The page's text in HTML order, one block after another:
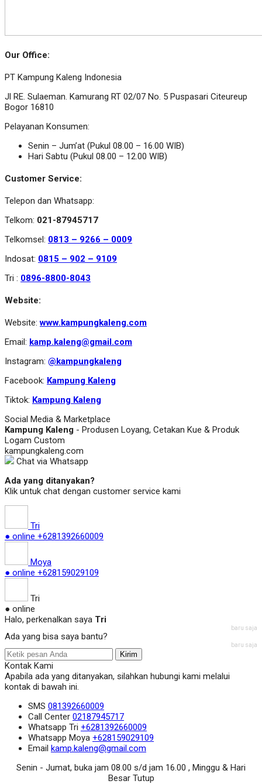
Our Office:
PT Kampung Kaleng Indonesia
Jl RE. Sulaeman. Kamurang RT 02/07 No. 5 Puspasari Citeureup
Bogor 16810
Pelayanan Konsumen:
Senin – Jum’at (Pukul 08.00 – 16.00 WIB)
Hari Sabtu (Pukul 08.00 – 12.00 WIB)
Customer Service:
Telepon dan Whatsapp:
Telkom: 021-87945717
Telkomsel: 0813 – 9266 – 0009
Indosat: 0815 – 902 – 9109
Tri : 0896-8800-8043
Website:
Website:www.kampungkaleng.com
Email: kamp.kaleng@gmail.com
Instagram: @kampungkaleng
Facebook: Kampung Kaleng
Tiktok: Kampung Kaleng
Social Media & Marketplace
Kampung Kaleng - Produsen Loyang, Cetakan Kue & Produk
Logam Custom
kampungkaleng.com
Chat via Whatsapp
Ada yang ditanyakan?
Klik untuk chat dengan customer service kami
Tri
● online +6281392660009
Moya
● online +628159029109
Tri
● online
Halo, perkenalkan saya Tri
baru saja
Ada yang bisa saya bantu?
baru saja
Kirim
Kontak Kami
Apabila ada yang ditanyakan, silahkan hubungi kami melalui
kontak di bawah ini.
SMS 081392660009
Call Center 02187945717
Whatsapp Tri +6281392660009
Whatsapp Moya +628159029109
Email kamp.kaleng@gmail.com
Senin - Jumat, buka jam 08.00 s/d jam 16.00 , Minggu & Hari
Besar Tutup